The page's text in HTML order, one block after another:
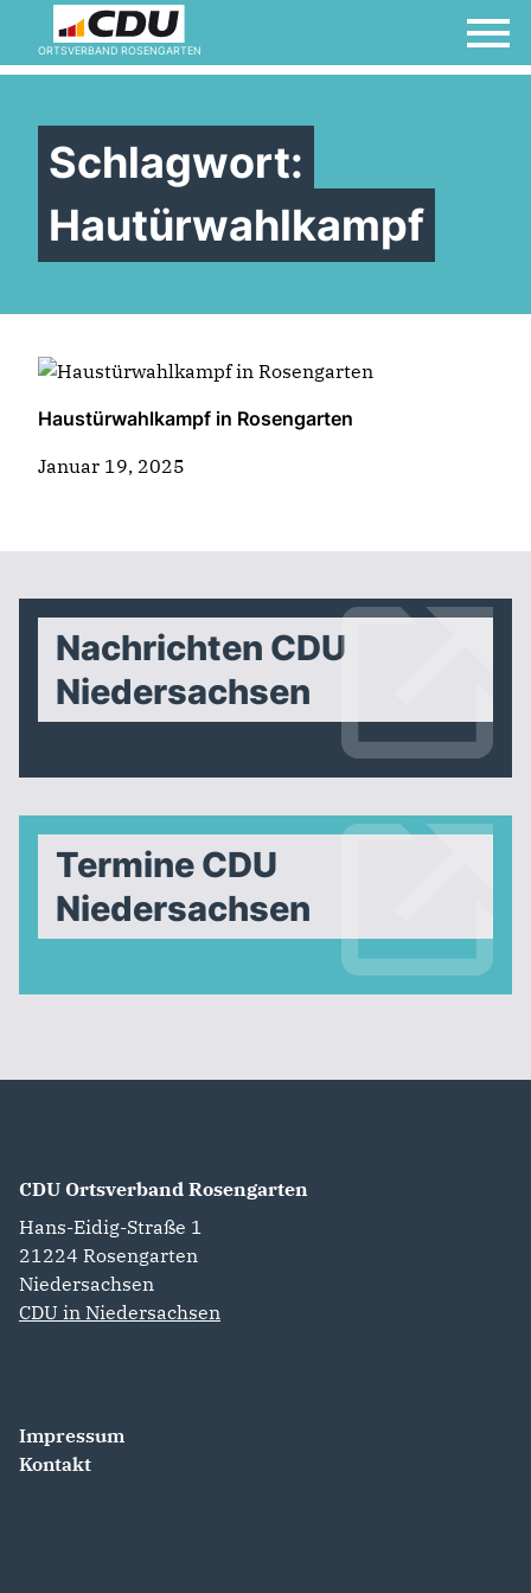
ORTSVERBAND ROSENGARTEN
Schlagwort:
Hautürwahlkampf
Haustürwahlkampf in Rosengarten
Januar 19, 2025
Nachrichten CDU
Niedersachsen
Termine CDU
Niedersachsen
CDU Ortsverband Rosengarten
Hans-Eidig-Straße 1
21224 Rosengarten
Niedersachsen
CDU in Niedersachsen
Impressum
Kontakt